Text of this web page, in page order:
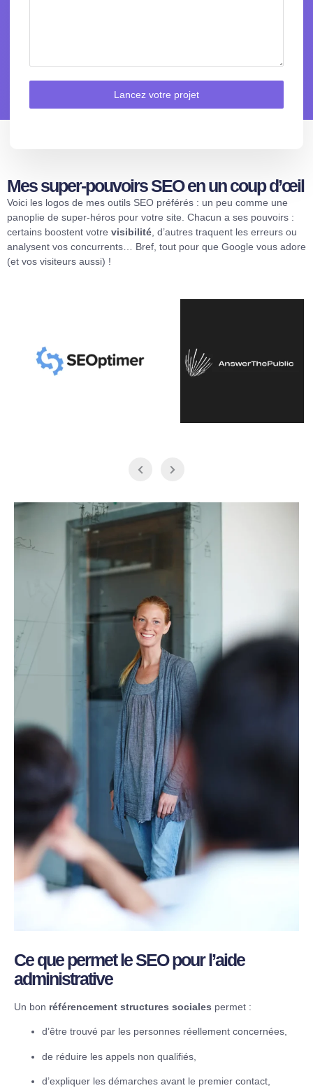
Lancez votre projet
Mes super-pouvoirs SEO en un coup d’œil
Voici les logos de mes outils SEO préférés : un peu comme une
panoplie de super-héros pour votre site. Chacun a ses pouvoirs :
certains boostent votre visibilité , d’autres traquent les erreurs ou
analysent vos concurrents… Bref, tout pour que Google vous adore
(et vos visiteurs aussi) !
Ce que permet le SEO pour l’aide
administrative
Un bon référencement structures sociales permet :
d’être trouvé par les personnes réellement concernées,
de réduire les appels non qualifiés,
d’expliquer les démarches avant le premier contact,